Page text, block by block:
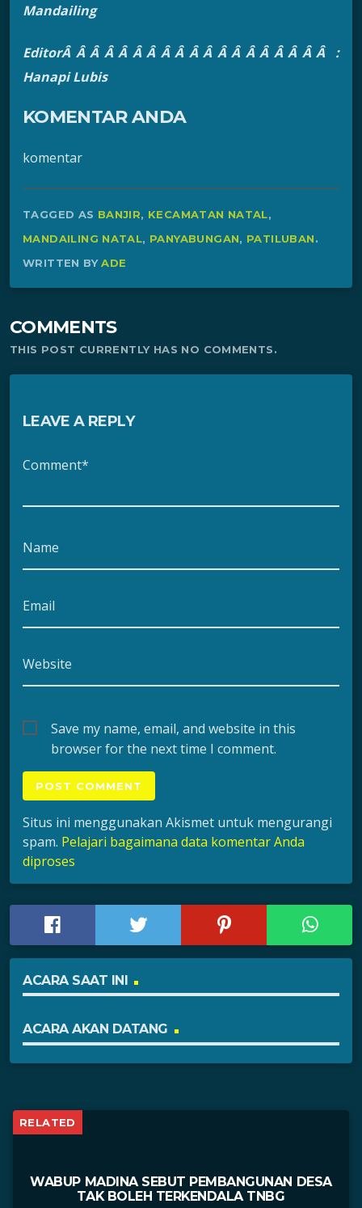
Mandailing
EditorÂ Â Â Â Â Â Â Â Â Â Â Â Â Â Â Â Â Â Â :
Hanapi Lubis
KOMENTAR ANDA
komentar
TAGGED AS BANJIR, KECAMATAN NATAL,
MANDAILING NATAL, PANYABUNGAN, PATILUBAN.
WRITTEN BYADE
COMMENTS
THIS POST CURRENTLY HAS NO COMMENTS.
LEAVE A REPLY
Comment*
Name
Email
Website
Save my name, email, and website in this
browser for the next time I comment.
Situs ini menggunakan Akismet untuk mengurangi
spam. Pelajari bagaimana data komentar Anda
diproses
ACARA SAAT INI
ACARA AKAN DATANG
RELATED
WABUP MADINA SEBUT PEMBANGUNAN DESA
TAK BOLEH TERKENDALA TNBG